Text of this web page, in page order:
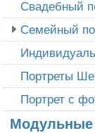
Свадебный
Семейный
Портрет c
Модульные